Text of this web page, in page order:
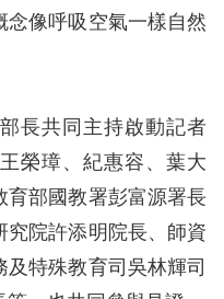
念像呼吸空氣一樣自然
長共同主持啟動記者
榮璋、紀惠容、葉大
育部國教署彭富源署長
究院許添明院長、師資
特殊教育司吳林輝司